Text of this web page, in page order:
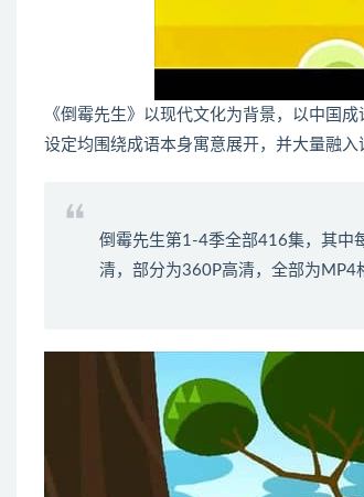
《倒霉先生》以现代文化为背景，以中国
设定均围绕成语本身寓意展开，并大量融
倒霉先生第1-4季全部416集，其中
清，部分为360P高清，全部为MP4